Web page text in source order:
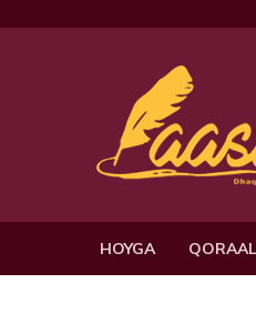
HOYGA